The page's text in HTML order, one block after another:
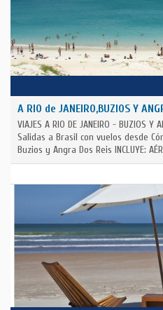
A RIO de JANEIRO,BUZIOS Y
VIAJES A RIO DE JANEIRO - BUZIOS Y
Salidas a Brasil con vuelos desde
Buzios y Angra Dos Reis INCLUYE: